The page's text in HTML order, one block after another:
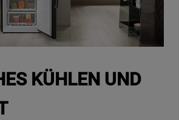
KÜHLEN UND